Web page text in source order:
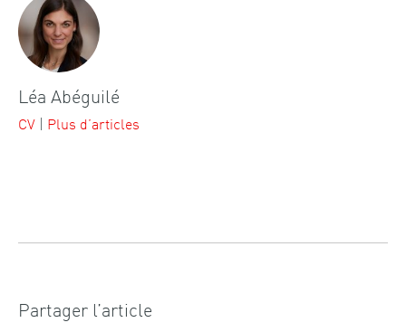
Léa Abéguilé
CV | Plus d’articles
Partager l’article